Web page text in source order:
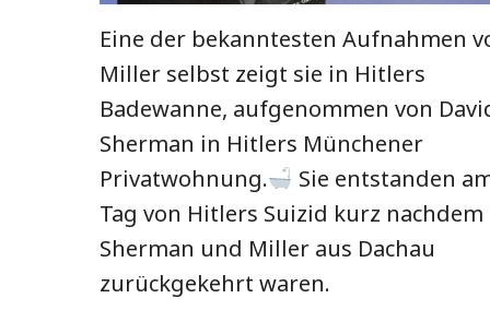
Eine der bekanntesten Aufnahmen
Miller selbst zeigt sie in Hitlers
Badewanne, aufgenommen von
Sherman in Hitlers Münchener
Privatwohnung.
Sie entstanden
Tag von Hitlers Suizid kurz nachdem
Sherman und Miller aus Dachau
zurückgekehrt waren.